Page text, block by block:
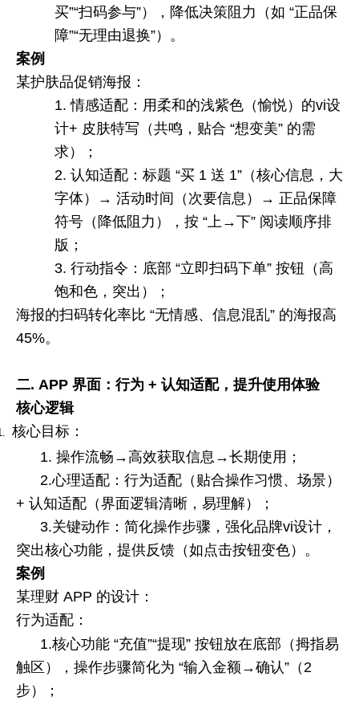
买”“扫码参与”），降低决策阻力（如 “正品保
障”“无理由退换”）。
案例
某护肤品促销海报：
1.情感适配：用柔和的浅紫色（愉悦）的vi设
计+ 皮肤特写（共鸣，贴合 “想变美” 的需
求）；
2. 认知适配：标题 “买 1 送 1” （核心信息，大
字体）
→ 活动时间（次要信息） → 正品保障
符号（降低阻力），按 “ 上 →下” 阅读顺序排
版；
3. 行动指令：底部 “立即扫码下单” 按钮（高
饱和色，突出）；
海报的扫码转化率比 “无情感、信息混乱” 的海报高
45%。
二. APP 界面：行为 + 认知适配，提升使用体验
核心逻辑
核心目标：
1. 操作流畅 →高效获取信息 →长期使用；
2.心理适配：行为适配（贴合操作习惯、场景）
+ 认知适配（界面逻辑清晰，易理解）；
3.关键动作：简化操作步骤，强化品牌vi设计，
突出核心功能，提供反馈（如点击按钮变色）。
案例
某理财 APP 的设计：
行为适配：
1.核心功能 “充值”“提现” 按钮放在底部（拇指易
触区），操作步骤简化为 “输入金额 →确认” （ 2
步）；